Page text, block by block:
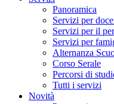
Panoramica
Servizi per
Servizi per il
Servizi per
Alternanza
Corso Serale
Percorsi di
Tutti i servizi
Novità